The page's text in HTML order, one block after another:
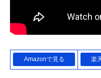
Amazonで見る 楽